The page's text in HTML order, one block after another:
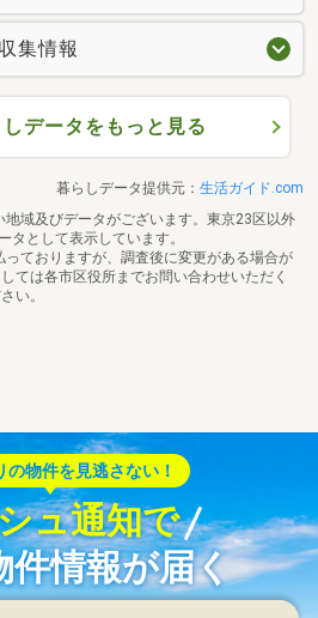
集情報
データをもっと見る
暮らしデータ提供元： 生活ガイド.com
域及びデータがございます。東京23区以外
タとして表示しています。
ておりますが、調査後に変更がある場合が
ては各市区役所までお問い合わせいただく
い。
の物件を見逃さない！
ュ通知で
件情報が届く